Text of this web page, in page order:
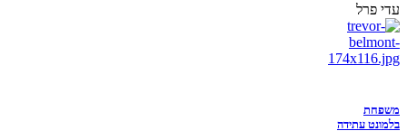
עדי פרל
משפחת
בלמונט עתידה